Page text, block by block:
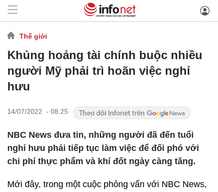
Thế giới
Khủng hoảng tài chính buộc nhiều
người Mỹ phải trì hoãn việc nghỉ
hưu
14/07/2022 - 08:25
NBC News đưa tin, những người đã đến tuổi
nghỉ hưu phải tiếp tục làm việc để đối phó với
chi phí thực phẩm và khí đốt ngày càng tăng.
Mới đây, trong một cuộc phỏng vấn với NBC News,